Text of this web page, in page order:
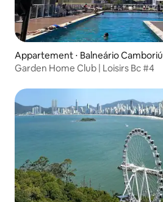
Appartement ⋅ Balneário Camboriú
Garden Home Club | Loisirs Bc #4